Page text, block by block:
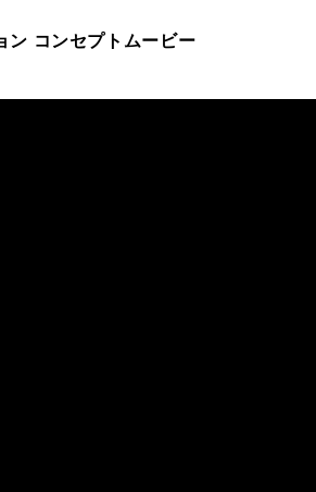
コンセプトムービー